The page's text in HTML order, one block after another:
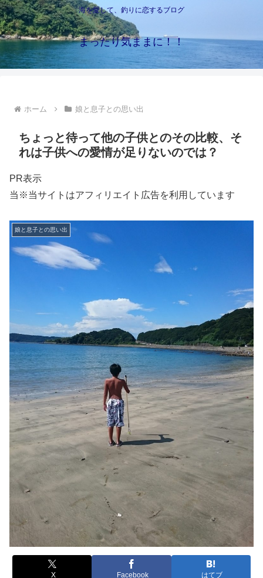
海を愛して、釣りに恋するブログ
まったり気ままに！！
ホーム 娘と息子との思い出
ちょっと待って他の子供とのその比較、そ
れは子供への愛情が足りないのでは？
PR表示
当※当サイトはアフィリエイト広告を利用しています
娘と息子との思い出
X Facebook はてブ